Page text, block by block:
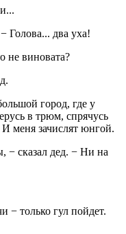
Голова... два уха!
не виновата?
город, где у
в трюм, спрячусь
меня зачислят юнгой.
− сказал дед. − Ни на
− только гул пойдет.